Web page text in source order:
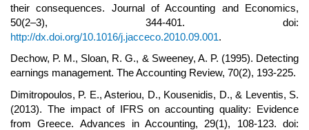
their consequences. Journal of Accounting and Economics,
50(2–3), 344-401. doi:
http://dx.doi.org/10.1016/j.jacceco.2010.09.001.
Dechow, P. M., Sloan, R. G., & Sweeney, A. P. (1995). Detecting
earnings management. The Accounting Review, 70(2), 193-225.
Dimitropoulos, P. E., Asteriou, D., Kousenidis, D., & Leventis, S.
(2013). The impact of IFRS on accounting quality: Evidence
from Greece. Advances in Accounting, 29(1), 108-123. doi: